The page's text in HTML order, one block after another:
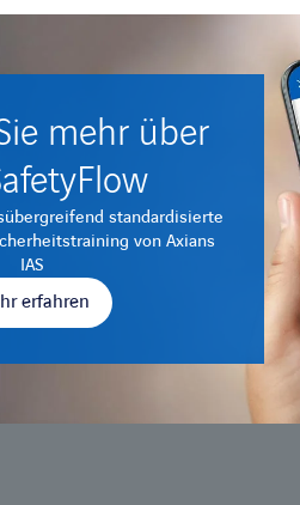
mehr über
standardisierte
von Axians
IAS
erfahren